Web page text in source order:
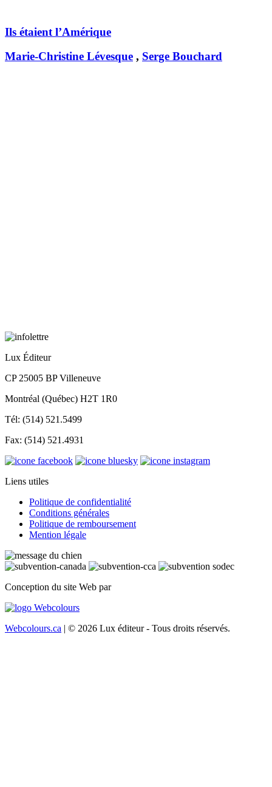
Ils étaient l’Amérique
Marie-Christine Lévesque , Serge Bouchard
Lux Éditeur
CP 25005 BP Villeneuve
Montréal (Québec) H2T 1R0
Tél: (514) 521.5499
Fax: (514) 521.4931
Liens utiles
Politique de confidentialité
Conditions générales
Politique de remboursement
Mention légale
Conception du site Web par
Webcolours.ca | © 2026 Lux éditeur - Tous droits réservés.